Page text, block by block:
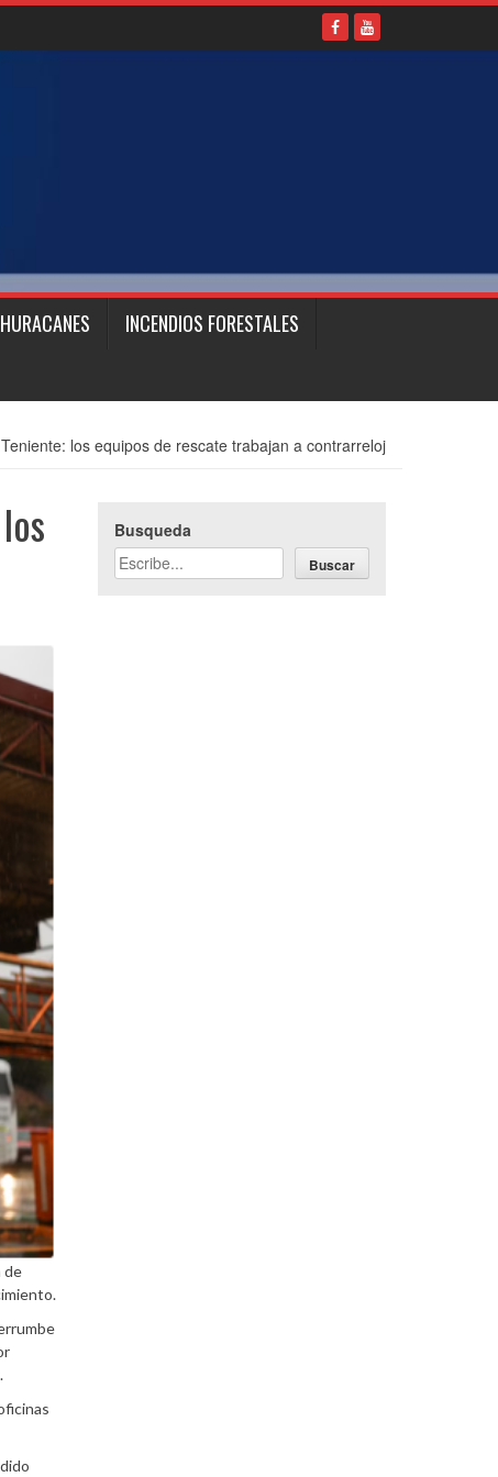
HURACANES
INCENDIOS FORESTALES
los equipos de rescate trabajan a contrarreloj
de
Busqueda
Buscar